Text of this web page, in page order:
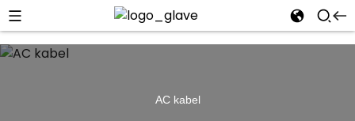
AC kabel